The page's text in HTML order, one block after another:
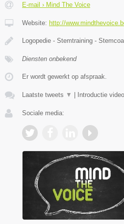
E-mail › Mind The Voice
Website: http://
Logopedie - Stemtraining -
Diensten onbekend
Er wordt gewerkt op afspraak.
Laatste tweets ▼ Introductie video
Sociale media: